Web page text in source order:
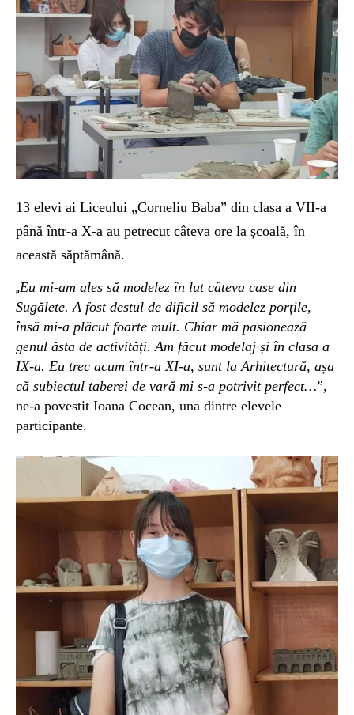
13 elevi ai Liceului „Corneliu Baba” din clasa a VII-a
până într-a X-a au petrecut câteva ore la școală, în
această săptămână.
„Eu mi-am ales să modelez în lut câteva case din
Sugălete. A fost destul de dificil să modelez porțile,
însă mi-a plăcut foarte mult. Chiar mă pasionează
genul ăsta de activități. Am făcut modelaj și în clasa a
IX-a. Eu trec acum într-a XI-a, sunt la Arhitectură, așa
că subiectul taberei de vară mi s-a potrivit perfect…”,
ne-a povestit Ioana Cocean, una dintre elevele
participante.